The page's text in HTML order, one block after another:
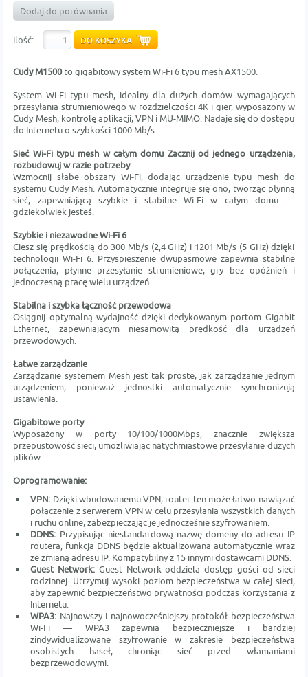
Dodaj do porównania
Ilość:
Cudy M1500to gigabitowy system Wi-Fi 6 typu mesh AX1500.
System Wi-Fi typu mesh, idealny dla dużych domów wymagających
przesyłania strumieniowego w rozdzielczości 4K i gier, wyposażony w
Cudy Mesh, kontrolę aplikacji, VPN i MU-MIMO. Nadaje się do dostępu
do Internetu o szybkości 1000 Mb/s.
Sieć Wi-Fi typu mesh w całym domu Zacznij od jednego urządzenia,
rozbudowuj w razie potrzeby
Wzmocnij słabe obszary Wi-Fi, dodając urządzenie typu mesh do
systemu Cudy Mesh. Automatycznie integruje się ono, tworząc płynną
sieć, zapewniającą szybkie i stabilne Wi-Fi w całym domu —
gdziekolwiek jesteś.
Szybkie i niezawodne Wi-Fi 6
Ciesz się prędkością do 300 Mb/s (2,4 GHz) i 1201 Mb/s (5 GHz) dzięki
technologii Wi-Fi 6. Przyspieszenie dwupasmowe zapewnia stabilne
połączenia, płynne przesyłanie strumieniowe, gry bez opóźnień i
jednoczesną pracę wielu urządzeń.
Stabilna i szybka łączność przewodowa
Osiągnij optymalną wydajność dzięki dedykowanym portom Gigabit
Ethernet, zapewniającym niesamowitą prędkość dla urządzeń
przewodowych.
Łatwe zarządzanie
Zarządzanie systemem Mesh jest tak proste, jak zarządzanie jednym
urządzeniem, ponieważ jednostki automatycznie synchronizują
ustawienia.
Gigabitowe porty
Wyposażony w porty 10/100/1000Mbps, znacznie zwiększa
przepustowość sieci, umożliwiając natychmiastowe przesyłanie dużych
plików.
Oprogramowanie:
VPN: Dzięki wbudowanemu VPN, router ten może łatwo nawiązać
połączenie z serwerem VPN w celu przesyłania wszystkich danych
i ruchu online, zabezpieczając je jednocześnie szyfrowaniem.
DDNS: Przypisując niestandardową nazwę domeny do adresu IP
routera, funkcja DDNS będzie aktualizowana automatycznie wraz
ze zmianą adresu IP. Kompatybilny z 15 innymi dostawcami DDNS.
Guest Network: Guest Network oddziela dostęp gości od sieci
rodzinnej. Utrzymuj wysoki poziom bezpieczeństwa w całej sieci,
aby zapewnić bezpieczeństwo prywatności podczas korzystania z
Internetu.
WPA3: Najnowszy i najnowocześniejszy protokół bezpieczeństwa
Wi-Fi — WPA3 zapewnia bezpieczniejsze i bardziej
zindywidualizowane szyfrowanie w zakresie bezpieczeństwa
osobistych haseł, chroniąc sieć przed włamaniami
bezprzewodowymi.